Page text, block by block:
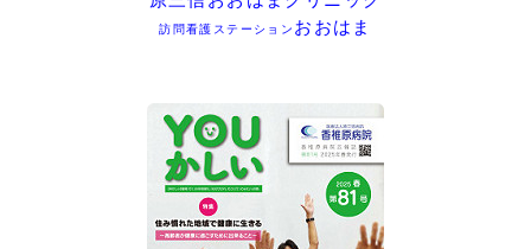
訪問看護ステーション おおはま